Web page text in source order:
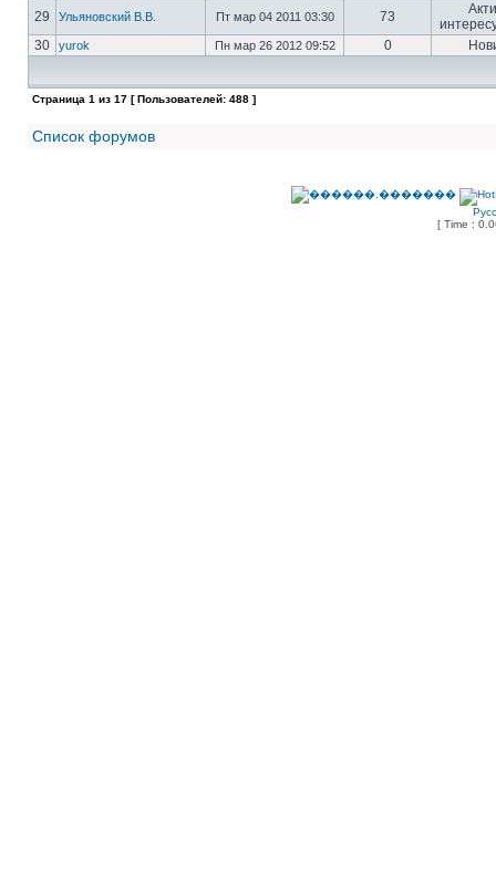
29
Ульяновский В.В. Пт мар 04 2011 03:30 73
30
yurok Пн мар 26 2012 09:52 0
Страница 1 из 17 [ Пользователей: 488 ]
Список форумов
[ Time :